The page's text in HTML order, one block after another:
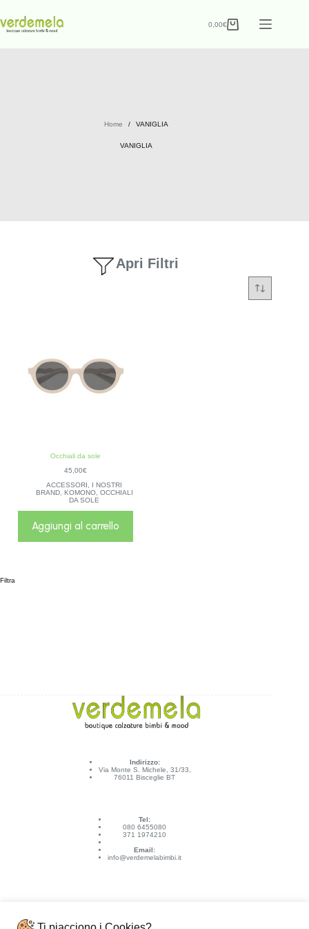
0,00€
Home / VANIGLIA
VANIGLIA
Apri Filtri
Occhiali da sole
45,00€
ACCESSORI
I NOSTRI
BRAND, KOMONO, OCCHIALI
DA SOLE
Aggiungi al carrello
Filtra
Indirizzo:
Via Monte S. Michele, 31/33,
76011 Bisceglie BT
Tel:
080 6455080
371 1974210
Email:
info@verdemelabimbi.it